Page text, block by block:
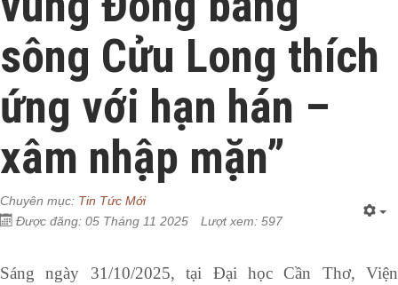
sông Cửu Long thích
ứng với hạn hán –
xâm nhập mặn”
Chuyên mục: Tin Tức Mới
Được đăng: 05 Tháng 11 2025
Lượt xem: 597
Sáng ngày 31/10/2025, tại Đại học Cần Thơ, Viện